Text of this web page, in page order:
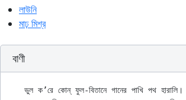
লাউনি
মাঢ় মিশ্র
বাণী
ভুল ক’রে কোন্ ফুল-বিতানে গানের পাখি পথ হারালি।